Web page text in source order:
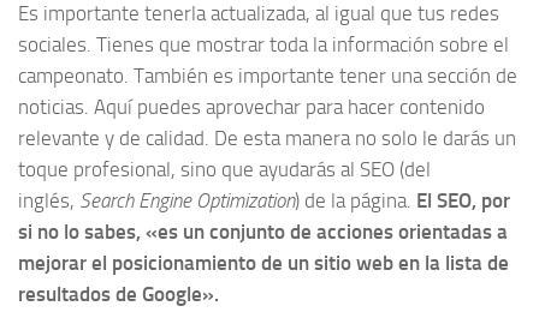
Es importante tenerla actualizada, al igual que tus redes
sociales. Tienes que mostrar toda la información sobre el
campeonato. También es importante tener una sección de
noticias. Aquí puedes aprovechar para hacer contenido
relevante y de calidad. De esta manera no solo le darás un
toque profesional, sino que ayudarás al SEO (del
inglés, Search Engine Optimization) de la página. El SEO, por
si no lo sabes, «es un conjunto de acciones orientadas a
mejorar el posicionamiento de un sitio web en la lista de
resultados de Google».